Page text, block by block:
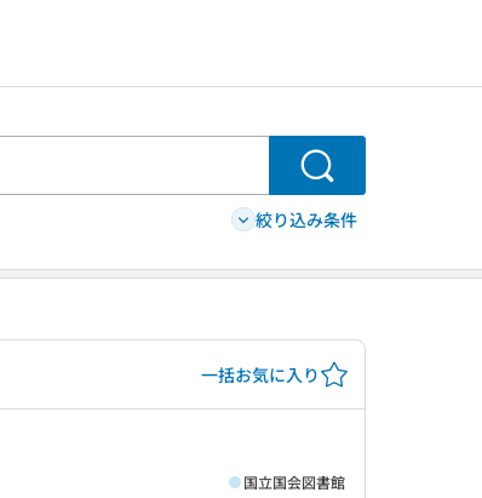
検索
絞り込み条件
一括お気に入り
国立国会図書館